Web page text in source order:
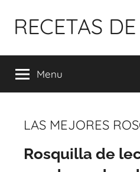
para
conteúdo
RECETAS
Menu
LAS MEJORES
Rosquilla de